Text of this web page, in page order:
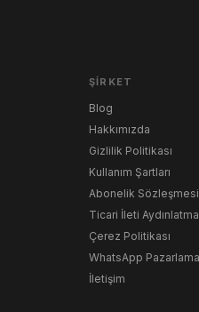
ŞIRKET
Blog
Hakkımızda
Gizlilik Politikası
Kullanım Şartları
Abonelik Sözleşmesi
Ticari İleti Aydınlatma
Çerez Politikası
WhatsApp
İletişim